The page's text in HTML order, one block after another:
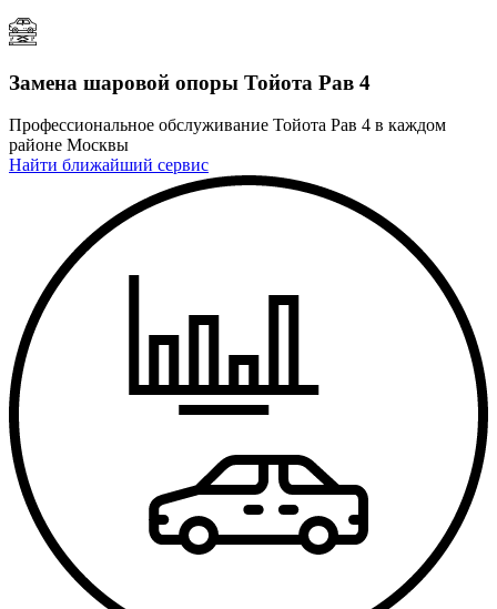
Замена шаровой опоры Тойота Рав 4
Профессиональное обслуживание Тойота Рав 4 в каждом
районе Москвы
Найти ближайший сервис